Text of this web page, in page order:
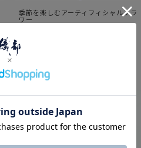
季節を楽しむアーティフィシャルフラ
ワー
¥